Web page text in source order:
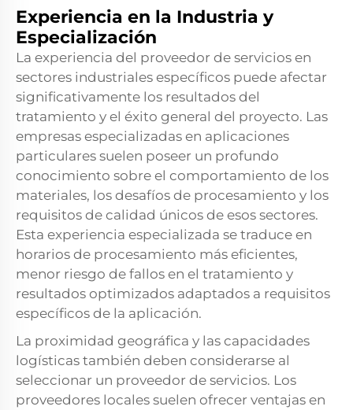
Experiencia en la Industria y
Especialización
La experiencia del proveedor de servicios en
sectores industriales específicos puede afectar
significativamente los resultados del
tratamiento y el éxito general del proyecto. Las
empresas especializadas en aplicaciones
particulares suelen poseer un profundo
conocimiento sobre el comportamiento de los
materiales, los desafíos de procesamiento y los
requisitos de calidad únicos de esos sectores.
Esta experiencia especializada se traduce en
horarios de procesamiento más eficientes,
menor riesgo de fallos en el tratamiento y
resultados optimizados adaptados a requisitos
específicos de la aplicación.
La proximidad geográfica y las capacidades
logísticas también deben considerarse al
seleccionar un proveedor de servicios. Los
proveedores locales suelen ofrecer ventajas en